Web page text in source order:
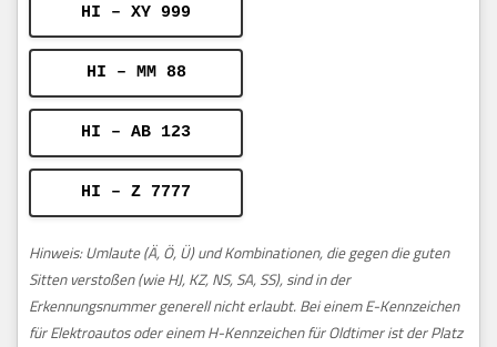
HI – XY 999
HI – MM 88
HI – AB 123
HI – Z 7777
Hinweis: Umlaute (Ä, Ö, Ü) und Kombinationen, die gegen die guten
Sitten verstoßen (wie HJ, KZ, NS, SA, SS), sind in der
Erkennungsnummer generell nicht erlaubt. Bei einem E-Kennzeichen
für Elektroautos oder einem H-Kennzeichen für Oldtimer ist der Platz